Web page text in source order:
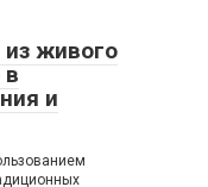
живого
в
и